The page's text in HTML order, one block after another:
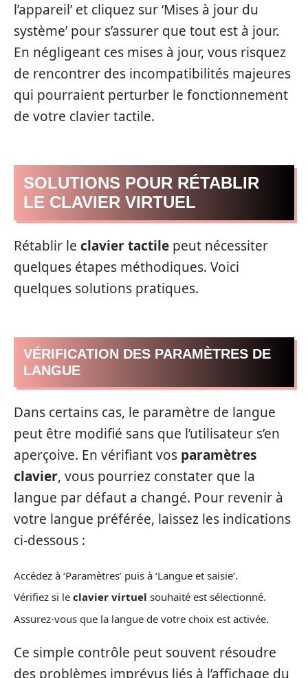
l’appareil’ et cliquez sur ‘Mises à jour du
système’ pour s’assurer que tout est à jour.
En négligeant ces mises à jour, vous risquez
de rencontrer des incompatibilités majeures
qui pourraient perturber le fonctionnement
de votre clavier tactile.
SOLUTIONS POUR RÉTABLIR
LE CLAVIER VIRTUEL
Rétablir le clavier tactile peut nécessiter
quelques étapes méthodiques. Voici
quelques solutions pratiques.
VÉRIFICATION DES PARAMÈTRES DE
LANGUE
Dans certains cas, le paramètre de langue
peut être modifié sans que l’utilisateur s’en
aperçoive. En vérifiant vos paramètres
clavier, vous pourriez constater que la
langue par défaut a changé. Pour revenir à
votre langue préférée, laissez les indications
ci-dessous :
Accédez à ‘Paramètres’ puis à ‘Langue et saisie’.
Vérifiez si le clavier virtuel souhaité est sélectionné.
Assurez-vous que la langue de votre choix est activée.
Ce simple contrôle peut souvent résoudre
des problèmes imprévus liés à l’affichage du